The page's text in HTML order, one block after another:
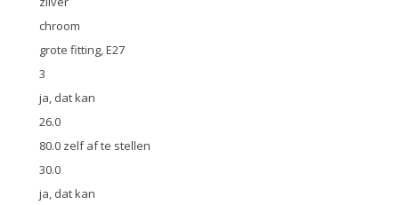
chroom
grote fitting, E27
3
ja, dat kan
26.0
80.0 zelf af te stellen
30.0
ja, dat kan